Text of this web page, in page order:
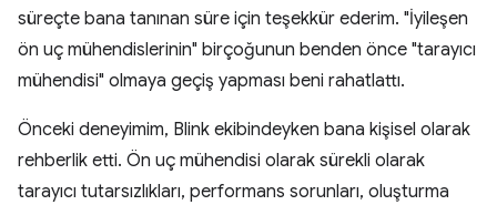
süreçte bana tanınan süre için teşekkür ederim. "İyileşen
ön uç mühendislerinin" birçoğunun benden önce "tarayıcı
mühendisi" olmaya geçiş yapması beni rahatlattı.
Önceki deneyimim, Blink ekibindeyken bana kişisel olarak
rehberlik etti. Ön uç mühendisi olarak sürekli olarak
tarayıcı tutarsızlıkları, performans sorunları, oluşturma